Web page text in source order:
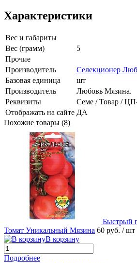
Характеристики
Вес и габариты
Вес (грамм)
5
Прочие
Производитель
Селекционер
Базовая единица
шт
Производитель
Любовь Мязина.
Реквизиты
Семе / Товар /
Отображать на сайте ДА
Похожие товары (8)
Быстрый
Томат Уникальный Мязина 60 руб. / шт
В корзину
Подробнее